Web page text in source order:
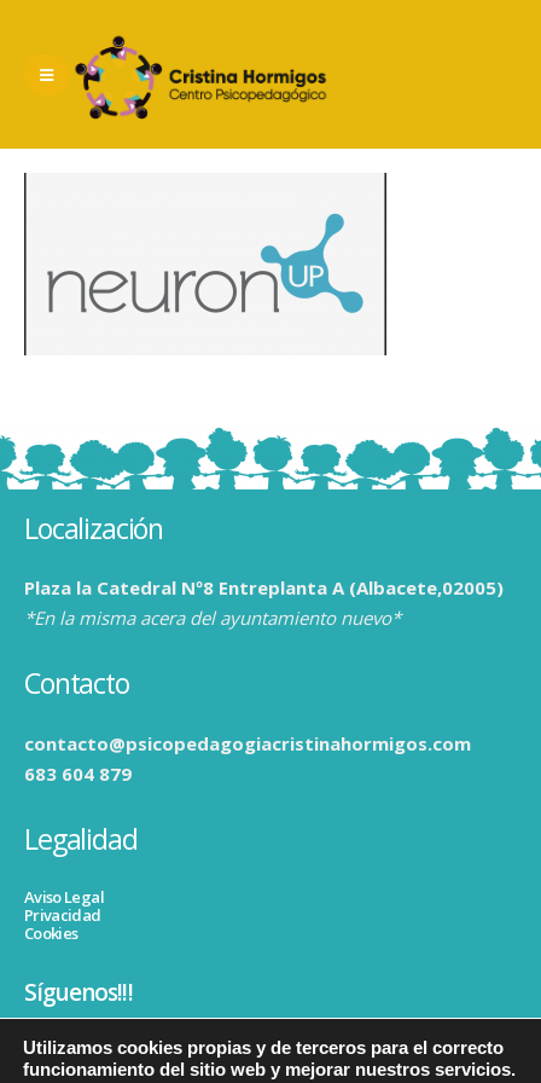
Localización
Plaza la Catedral Nº8 Entreplanta A (Albacete,02005)
*En la misma acera del ayuntamiento nuevo*
Contacto
contacto@psicopedagogiacristinahormigos.com
683 604 879
Legalidad
Aviso Legal
Privacidad
Cookies
Síguenos!!!
Utilizamos cookies propias y de terceros para el correcto
funcionamiento del sitio web y mejorar nuestros servicios.